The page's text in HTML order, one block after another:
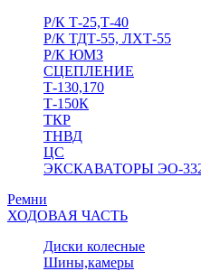
Р/К Т-25,Т-40
Р/К ТДТ-55, ЛХТ-55
Р/К ЮМЗ
СЦЕПЛЕНИЕ
Т-130,170
Т-150К
ТКР
ТНВД
ЦС
ЭКСКАВАТОРЫ ЭО-
Ремни
ХОДОВАЯ ЧАСТЬ
Диски колесные
Шины,камеры